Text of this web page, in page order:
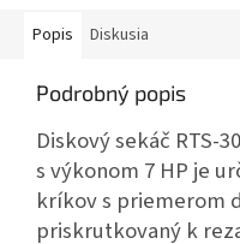
Popis Diskusia
Podrobný popis
Diskový sekáč RTS-
s výkonom 7 HP je
kríkov s priemerom
priskrutkovaný k